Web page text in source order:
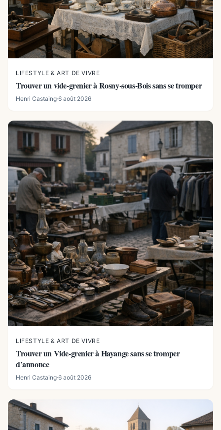
LIFESTYLE & ART DE VIVRE
Trouver un vide-grenier à Rosny-sous-Bois sans se tromper
Henri Castaing·6 août 2026
LIFESTYLE & ART DE VIVRE
Trouver un Vide-grenier à Hayange sans se tromper
d’annonce
Henri Castaing·6 août 2026